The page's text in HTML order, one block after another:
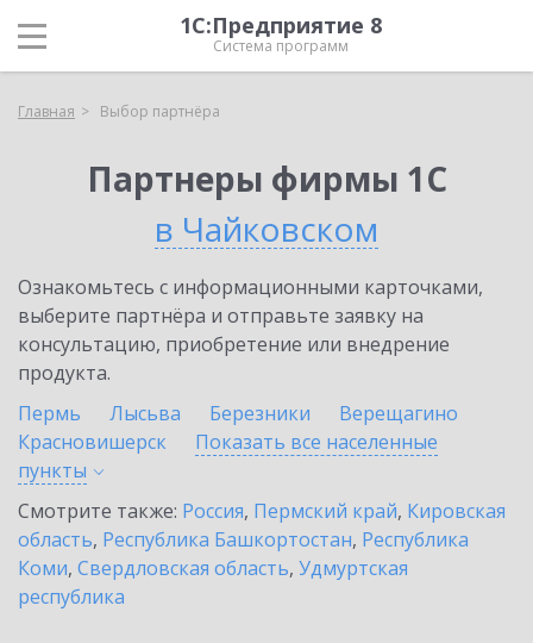
1С:Предприятие 8
Система программ
Главная Выбор партнёра
Партнеры фирмы 1С
в Чайковском
Ознакомьтесь с информационными карточками,
выберите партнёра и отправьте заявку на
консультацию, приобретение или внедрение
продукта.
Пермь
Лысьва Березники
Верещагино
Красновишерск
Показать все населенные
пункты
Смотрите также: Россия, Пермский край, Кировская
область, Республика Башкортостан, Республика
Коми, Свердловская область, Удмуртская
республика